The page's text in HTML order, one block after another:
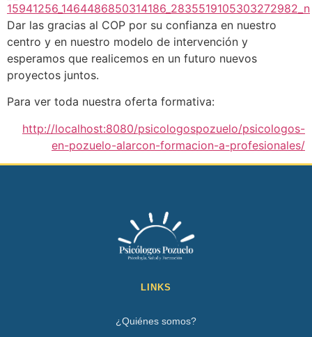
Dar las gracias al COP por su confianza en nuestro
centro y en nuestro modelo de intervención y
esperamos que realicemos en un futuro nuevos
proyectos juntos.
Para ver toda nuestra oferta formativa:
http://localhost:8080/psicologospozuelo/psicologos-
en-pozuelo-alarcon-formacion-a-profesionales/
LINKS
¿Quiénes somos?